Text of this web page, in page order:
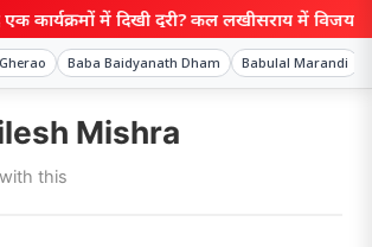
में दिखी दूरी? कल लखीसराय में विजय सिन्हा
Baba Baidyanath Dham Babulal Marandi
Mishra
this